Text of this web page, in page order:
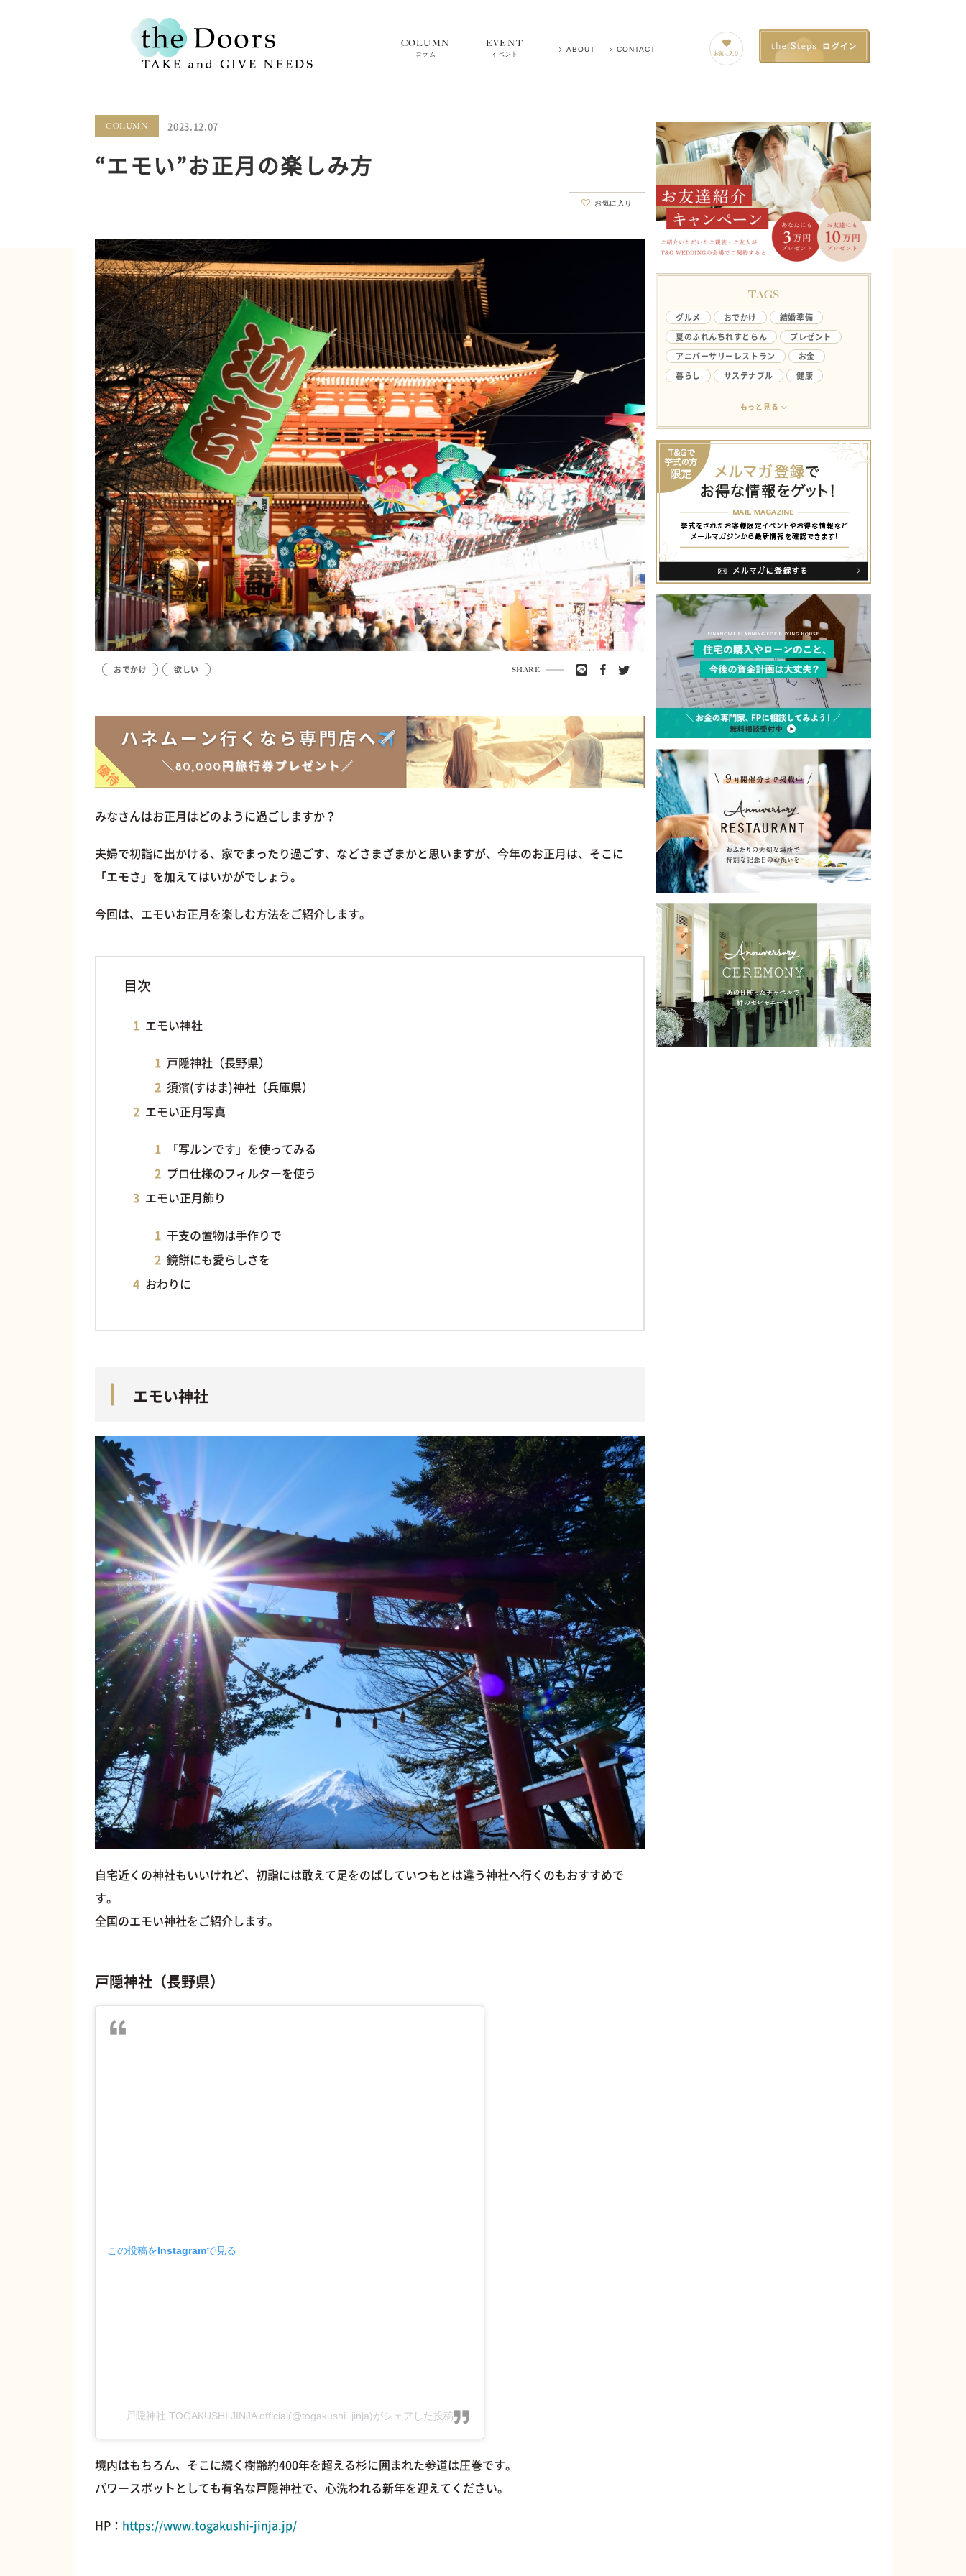
COLUMN
コラム
EVENT
イベント ABOUT CONTACT お気に入り
COLUMN 2023.12.07
“エモい”お正月の楽しみ方
お気に入り
おでかけ 欲しい SHARE
みなさんはお正月はどのように過ごしますか？
夫婦で初詣に出かける、家でまったり過ごす、などさまざまかと思いますが、今年のお正月は、そこに
「エモさ」を加えてはいかがでしょう。
今回は、エモいお正月を楽しむ方法をご紹介します。
目次
エモい神社
戸隠神社（長野県）
須濱(すはま)神社（兵庫県）
エモい正月写真
「写ルンです」を使ってみる
プロ仕様のフィルターを使う
エモい正月飾り
干支の置物は手作りで
鏡餅にも愛らしさを
おわりに
エモい神社
自宅近くの神社もいいけれど、初詣には敢えて足をのばしていつもとは違う神社へ行くのもおすすめで
す。
全国のエモい神社をご紹介します。
戸隠神社（長野県）
この投稿をInstagramで見る
戸隠神社 TOGAKUSHI JINJA official(@togakushi_jinja)がシェアした投稿
境内はもちろん、そこに続く樹齢約400年を超える杉に囲まれた参道は圧巻です。
パワースポットとしても有名な戸隠神社で、心洗われる新年を迎えてください。
HP： https://www.togakushi-jinja.jp/
TAGS
グルメ おでかけ
結婚準備
夏のふれんちれすとらん
プレゼント
アニバーサリーレストラン
お金
暮らし
サステナブル
健康
もっと見る